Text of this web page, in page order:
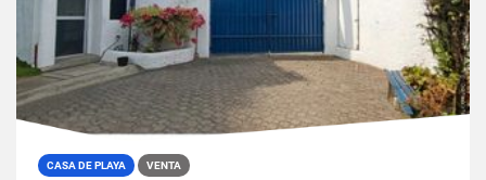
CASA DE PLAYA VENTA